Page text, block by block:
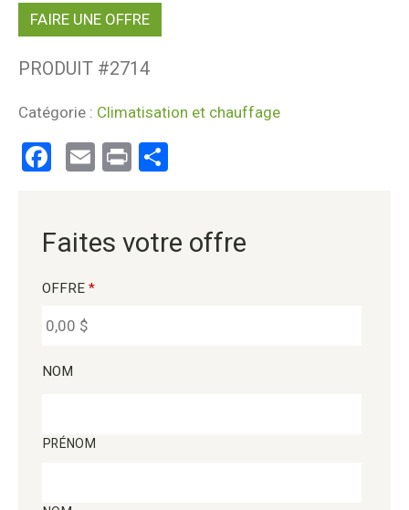
FAIRE UNE OFFRE
PRODUIT #2714
Catégorie : Climatisation et chauffage
Facebook
EmailPrint
Faites votre offre
OFFRE *
NOM
PRÉNOM